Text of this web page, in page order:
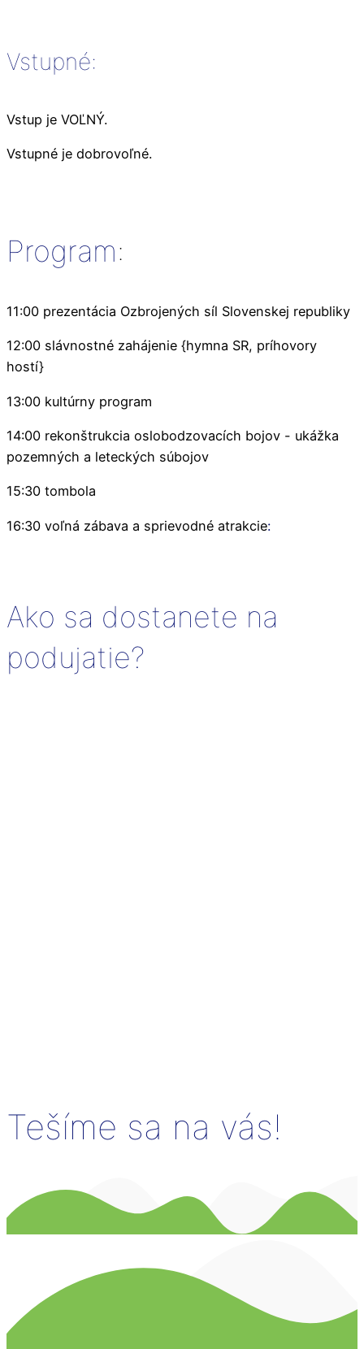
Vstupné:
Vstup je VOĽNÝ.
Vstupné je dobrovoľné.
Program:
11:00 prezentácia Ozbrojených síl Slovenskej republiky
12:00 slávnostné zahájenie {hymna SR, príhovory
hostí}
13:00 kultúrny program
14:00 rekonštrukcia oslobodzovacích bojov - ukážka
pozemných a leteckých súbojov
15:30 tombola
16:30 voľná zábava a sprievodné atrakcie:
Ako sa dostanete na
podujatie?
Tešíme sa na vás!